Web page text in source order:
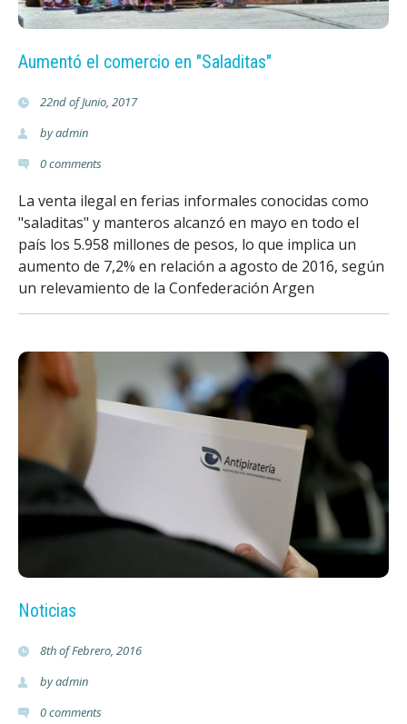
Aumentó el comercio en "Saladitas"
22nd of Junio, 2017
byadmin
0comments
La venta ilegal en ferias informales conocidas como
"saladitas" y manteros alcanzó en mayo en todo el
país los 5.958 millones de pesos, lo que implica un
aumento de 7,2% en relación a agosto de 2016, según
un relevamiento de la Confederación Argen
Noticias
8th of Febrero, 2016
byadmin
0comments